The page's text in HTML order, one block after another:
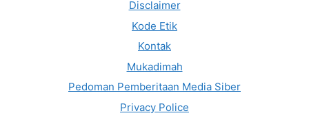
Disclaimer
Kode Etik
Kontak
Mukadimah
Pedoman Pemberitaan Media Siber
Privacy Police